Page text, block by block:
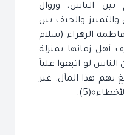
بين الناس، وزوال
والتمييز والحيف بين
الزهراء (سلام
أهل زمانها بمنزلة
الناس لو اتبعوا علياً
بهم هذا المآل. غير